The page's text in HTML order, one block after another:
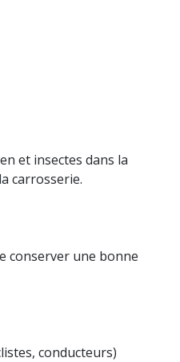
et insectes dans la
carrosserie.
conserver une bonne
conducteurs)